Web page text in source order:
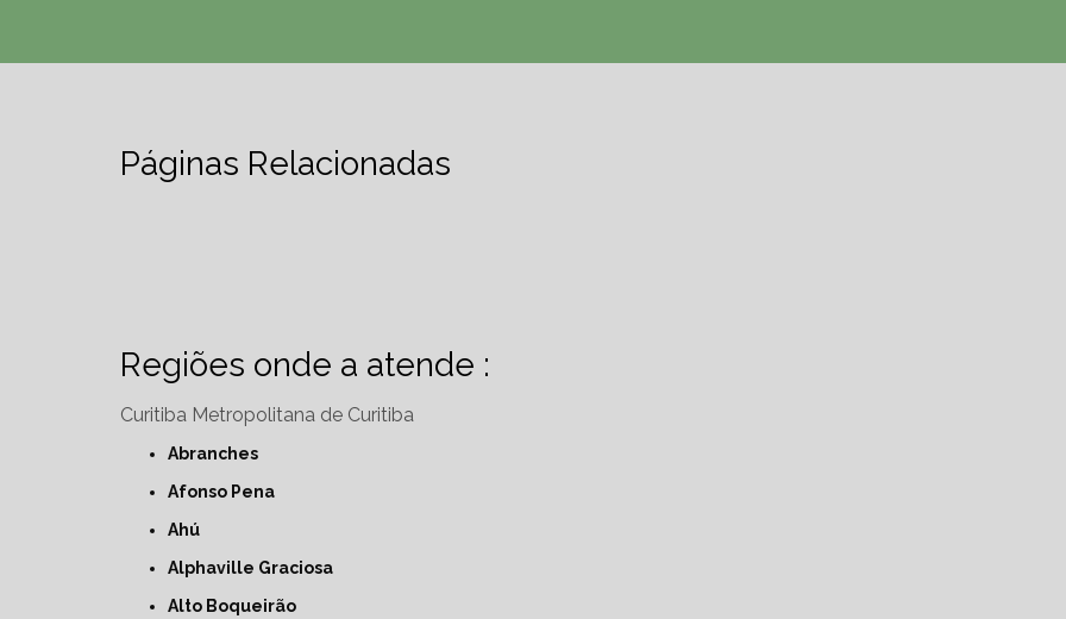
Páginas Relacionadas
Regiões onde a atende :
Curitiba Metropolitana de Curitiba
Abranches
Afonso Pena
Ahú
Alphaville Graciosa
Alto Boqueirão